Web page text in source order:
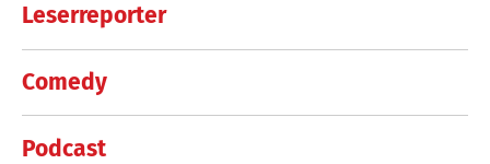
Leserreporter
Comedy
Podcast